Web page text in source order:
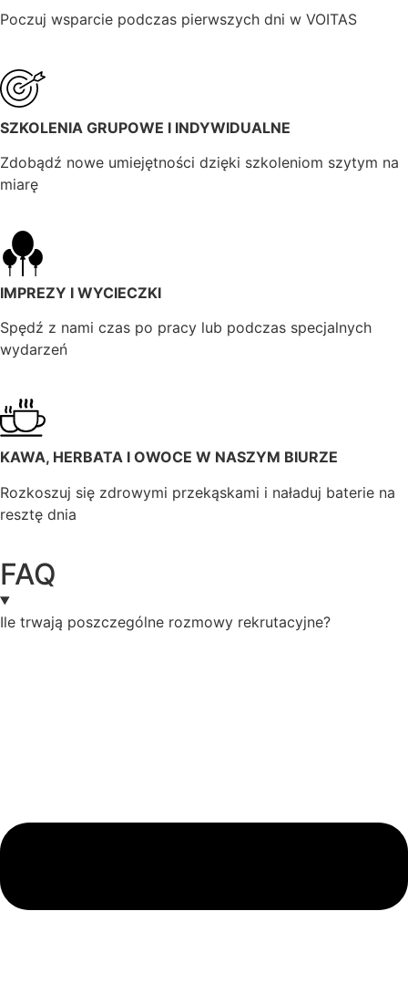
Poczuj wsparcie podczas pierwszych dni w VOITAS
SZKOLENIA GRUPOWE I INDYWIDUALNE
Zdobądź nowe umiejętności dzięki szkoleniom szytym na
miarę
IMPREZY I WYCIECZKI
Spędź z nami czas po pracy lub podczas specjalnych
wydarzeń
KAWA, HERBATA I OWOCE W NASZYM BIURZE
Rozkoszuj się zdrowymi przekąskami i naładuj baterie na
resztę dnia
FAQ
Ile trwają poszczególne rozmowy rekrutacyjne?